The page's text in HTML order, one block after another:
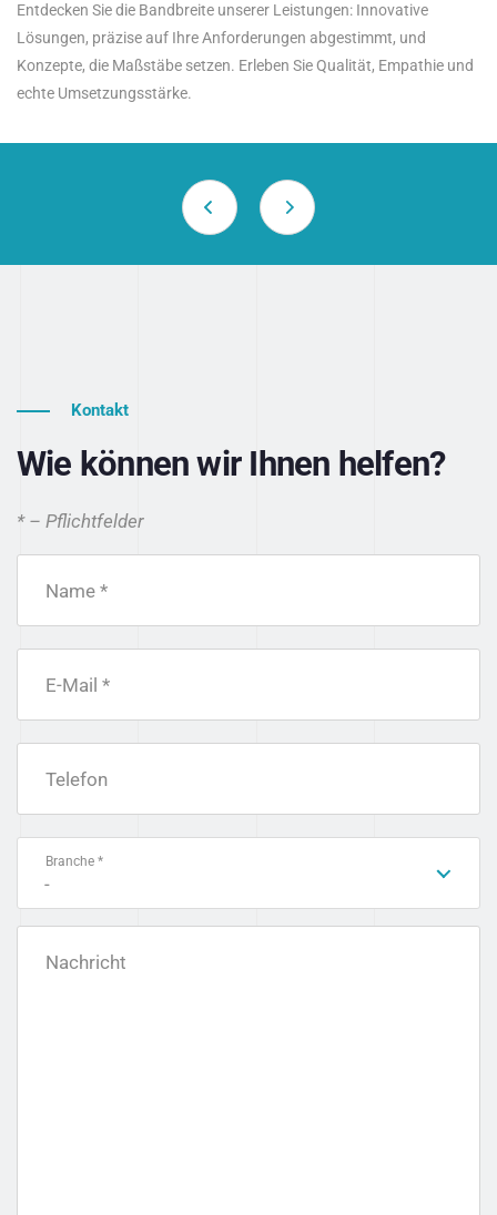
Entdecken Sie die Bandbreite unserer Leistungen: Innovative
Lösungen, präzise auf Ihre Anforderungen abgestimmt, und
Konzepte, die Maßstäbe setzen. Erleben Sie Qualität, Empathie und
echte Umsetzungsstärke.
Kontakt
Wie können wir Ihnen helfen?
* – Pflichtfelder
Name *
E-Mail *
Telefon
Branche *
-
Nachricht